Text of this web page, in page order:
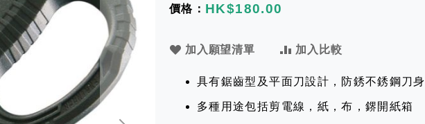
HK$180.00
加入願望清單 加入比較
具有鋸齒型及平面刀設計，防銹不銹鋼刀身
多種用途包括剪電線，紙，布，鎅開紙箱